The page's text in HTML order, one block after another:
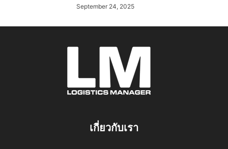
September 24, 2025
เกี่ยวกับเรา